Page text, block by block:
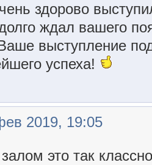
здорово
ждал вашего
выступление
успеха!
2019, 19:05
это так